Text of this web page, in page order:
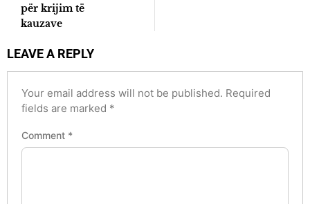
për krijim të
kauzave
LEAVE A REPLY
Your email address will not be published. Required
fields are marked *
Comment *